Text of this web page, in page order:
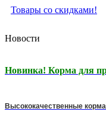
Товары со скидками!
Новости
Новинка! Корма для
Высококачественные